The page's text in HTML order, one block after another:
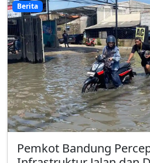
Berita
Pemkot Bandung